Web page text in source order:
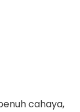
cahaya,